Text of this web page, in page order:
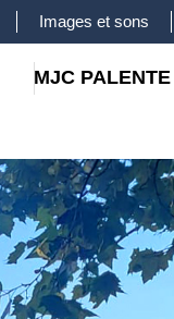
Images et sons
MJC PALENTE